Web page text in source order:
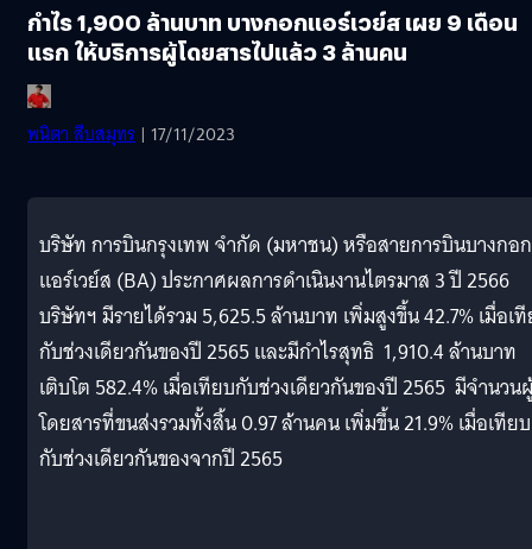
กำไร 1,900 ล้านบาท บางกอกแอร์เวย์ส เผย 9 เดือน
แรก ให้บริการผู้โดยสารไปแล้ว 3 ล้านคน
พนิตา สืบสมุทร | 17/11/2023
บริษัท การบินกรุงเทพ จำกัด (มหาชน) หรือสายการบินบางกอก
แอร์เวย์ส (BA) ประกาศผลการดำเนินงานไตรมาส 3 ปี 2566
บริษัทฯ มีรายได้รวม 5,625.5 ล้านบาท เพิ่มสูงขึ้น 42.7% เมื่อเ
กับช่วงเดียวกันของปี 2565 และมีกำไรสุทธิ 1,910.4 ล้านบาท
เติบโต 582.4% เมื่อเทียบกับช่วงเดียวกันของปี 2565 มีจำนวน
โดยสารที่ขนส่งรวมทั้งสิ้น 0.97 ล้านคน เพิ่มขึ้น 21.9% เมื่อเทียบ
กับช่วงเดียวกันของจากปี 2565